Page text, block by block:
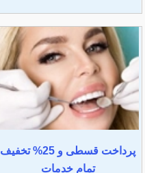
پرداخت قسطی و 25% تخفیف
تمام خدمات